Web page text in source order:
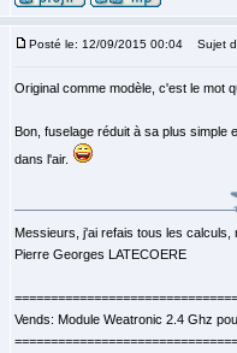
Posté le: 12/09/2015 00:04 Sujet
Original comme modèle, c'est le mot
Bon, fuselage réduit à sa plus simple
dans l'air.
Messieurs, j'ai refais tous les calculs,
Pierre Georges LATECOERE
===============================
Vends: Module Weatronic 2.4 Ghz
===============================